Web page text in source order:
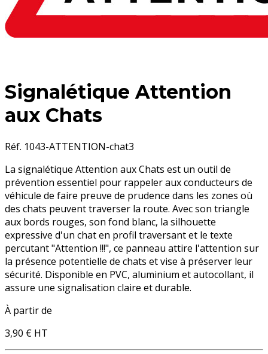
Signalétique Attention
aux Chats
Réf. 1043-ATTENTION-chat3
La signalétique Attention aux Chats est un outil de
prévention essentiel pour rappeler aux conducteurs de
véhicule de faire preuve de prudence dans les zones où
des chats peuvent traverser la route. Avec son triangle
aux bords rouges, son fond blanc, la silhouette
expressive d'un chat en profil traversant et le texte
percutant "Attention !!!", ce panneau attire l'attention sur
la présence potentielle de chats et vise à préserver leur
sécurité. Disponible en PVC, aluminium et autocollant, il
assure une signalisation claire et durable.
À partir de
3,90 € HT